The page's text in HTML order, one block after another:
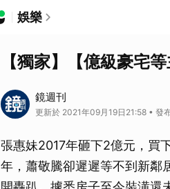
娛樂
【獨家】【億級豪宅
鏡週刊
更新於 2021年09月19日21:58 • 發
張惠妹2017年砸下2億元，買
年，蕭敬騰卻遲遲等不到新鄰